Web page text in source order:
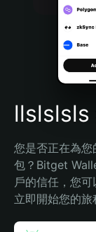
Português (Brasil)
Español
llslslsls
您是否正在為
包？Bitget
戶的信任，您
立即開始您的旅